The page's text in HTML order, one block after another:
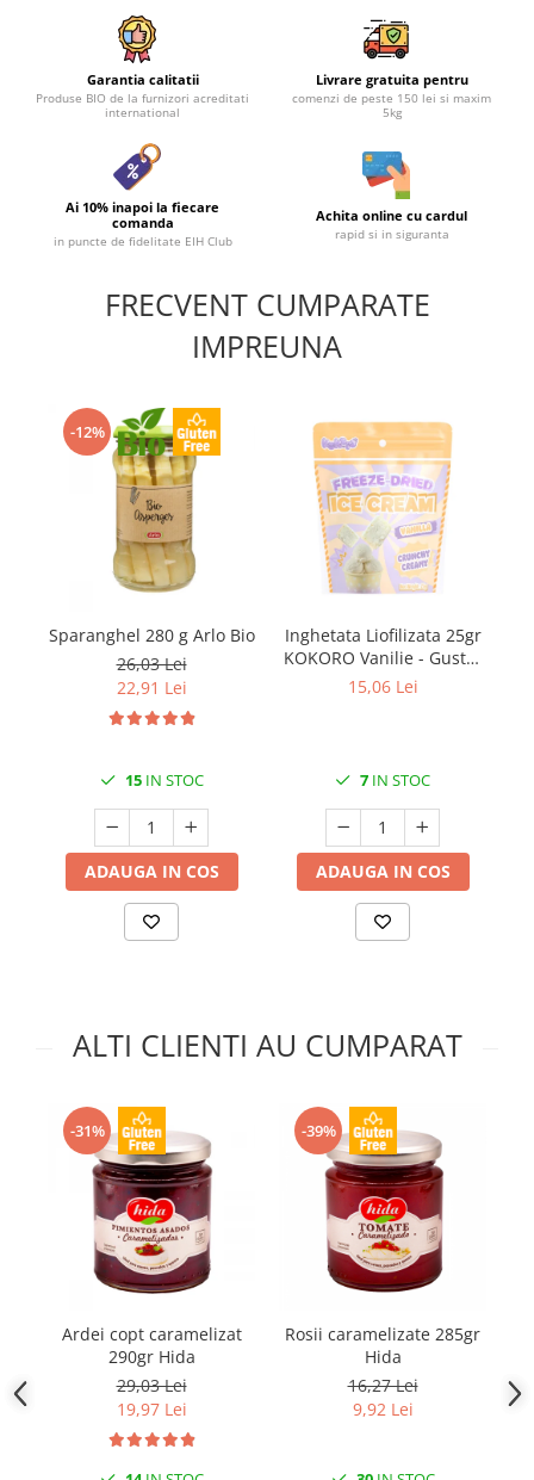
Garantia calitatii
Produse BIO de la furnizori acreditati
international
Livrare gratuita pentru
comenzi de peste 150 lei si maxim
5kg
Ai 10% inapoi la fiecare
comanda
in puncte de fidelitate EIH Club
Achita online cu cardul
rapid si in siguranta
FRECVENT CUMPARATE
IMPREUNA
-12%
Sparanghel 280 g Arlo Bio
26,03 Lei
22,91 Lei
15IN STOC
ADAUGA IN COS
Inghetata Liofilizata 25gr
KOKORO Vanilie - Gustul
Viitorului
15,06 Lei
7 IN STOC
ADAUGA IN COS
ALTI CLIENTI AU CUMPARAT
-31%
Ardei copt caramelizat
290gr Hida
29,03 Lei
19,97 Lei
-39%
Rosii caramelizate 285gr
Hida
16,27 Lei
9,92 Lei